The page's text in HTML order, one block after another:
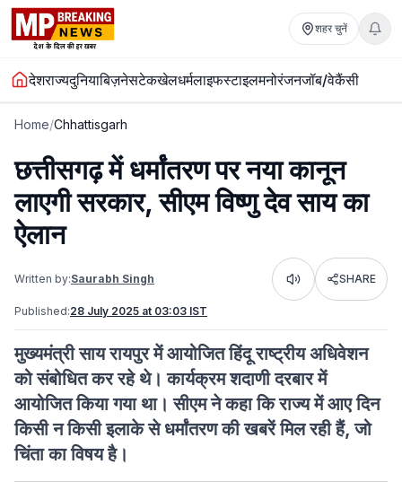
शहर चुनें
देशराज्यदुनियाबिज़नेसटेकखेलधर्मलाइफस्टाइलमनोरंजनजॉब/वेकैंसी
Home/Chhattisgarh
छत्तीसगढ़ में धर्मांतरण पर नया कानून
लाएगी सरकार, सीएम विष्णु देव साय का
ऐलान
Written by:Saurabh Singh Listen SHARE
Published:28 July 2025 at 03:03 IST
मुख्यमंत्री साय रायपुर में आयोजित हिंदू राष्ट्रीय अधिवेशन
को संबोधित कर रहे थे। कार्यक्रम शदाणी दरबार में
आयोजित किया गया था। सीएम ने कहा कि राज्य में आए दिन
किसी न किसी इलाके से धर्मांतरण की खबरें मिल रही हैं, जो
चिंता का विषय है।